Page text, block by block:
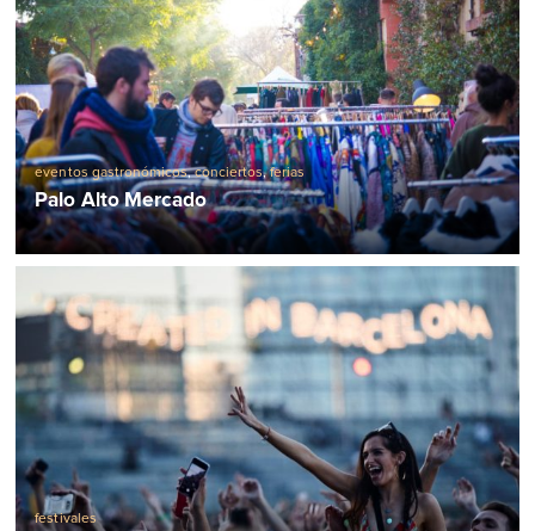
eventos gastronómicos,conciertos,ferias
Palo Alto Mercado
festivales